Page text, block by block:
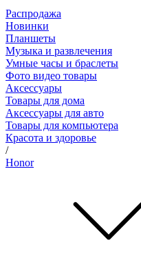
Распродажа
Новинки
Планшеты
Музыка и развлечения
Умные часы и браслеты
Фото видео товары
Аксессуары
Товары для дома
Аксессуары для авто
Товары для компьютера
Красота и здоровье
/
Honor